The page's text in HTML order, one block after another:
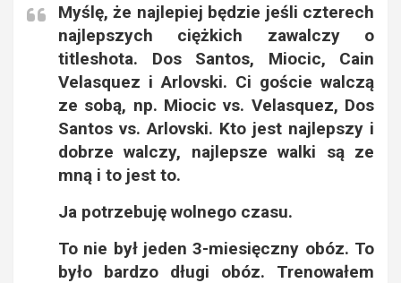
Myślę, że najlepiej będzie jeśli czterech
najlepszych ciężkich zawalczy o
titleshota. Dos Santos, Miocic, Cain
Velasquez i Arlovski. Ci goście walczą
ze sobą, np. Miocic vs. Velasquez, Dos
Santos vs. Arlovski. Kto jest najlepszy i
dobrze walczy, najlepsze walki są ze
mną i to jest to.
Ja potrzebuję wolnego czasu.
To nie był jeden 3-miesięczny obóz. To
było bardzo długi obóz. Trenowałem